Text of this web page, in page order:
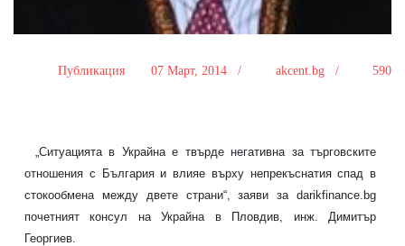
Публикация 07 Март, 2014 / akcent.bg / 590
„Ситуацията в Украйна е твърде негативна за търговските
отношения с България и влияе върху непрекъснатия спад в
стокообмена между двете страни“, заяви за darikfinance.bg
почетният консул на Украйна в Пловдив, инж. Димитър
Георгиев.